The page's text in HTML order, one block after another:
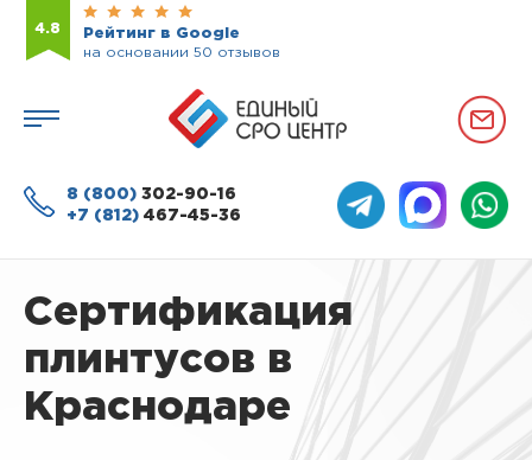
4.8
Рейтинг в Google
на основании 50 отзывов
8 (800) 302-90-16
+7 (812) 467-45-36
Сертификация
плинтусов в
Краснодаре